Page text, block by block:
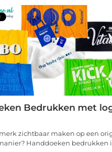
Bedrukken met
zichtbaar maken op een
Handdoeken bedrukken